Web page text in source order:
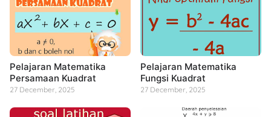
Pelajaran Matematika
Persamaan Kuadrat
27 December, 2025
Pelajaran Matematika
Fungsi Kuadrat
27 December, 2025